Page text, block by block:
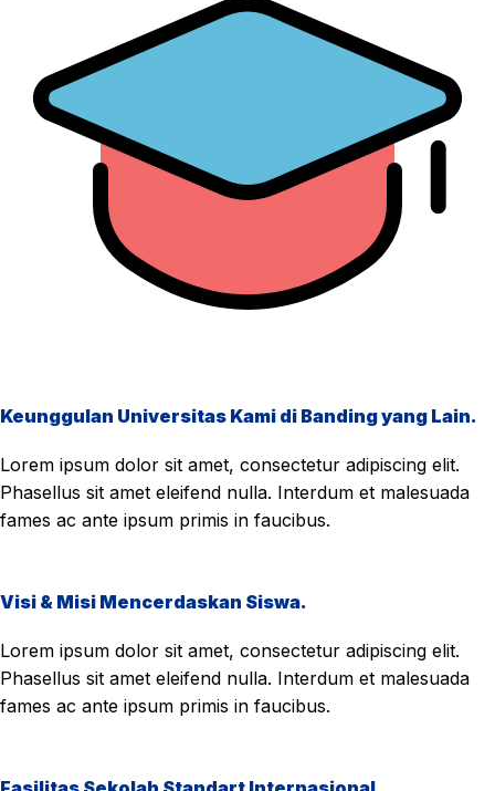
Keunggulan Universitas Kami di Banding yang Lain.
Lorem ipsum dolor sit amet, consectetur adipiscing elit.
Phasellus sit amet eleifend nulla. Interdum et malesuada
fames ac ante ipsum primis in faucibus.
Visi & Misi Mencerdaskan Siswa.
Lorem ipsum dolor sit amet, consectetur adipiscing elit.
Phasellus sit amet eleifend nulla. Interdum et malesuada
fames ac ante ipsum primis in faucibus.